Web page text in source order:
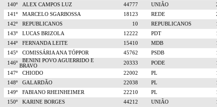
140º
ALEX CAMPOS LUZ 44777 UNIÃO
141º
MARCELO SGARBOSSA 18123 REDE
142º
REPUBLICANOS 10 REPUBLICANOS
143º
LUCAS BRIZOLA 12222 PDT
144º
FERNANDA LEITE 15410 MDB
145º
COMISSÁRIA ANA TÓPPOR 45762 PSDB
146º
BENINI POVO AGUERRIDO E
BRAVO
20333 PODE
147º
CHIODO 22002 PL
148º
GALARDÃO 22038 PL
149º
FABIANO RHEINHEIMER 22210 PL
150º
KARINE BORGES 44212 UNIÃO